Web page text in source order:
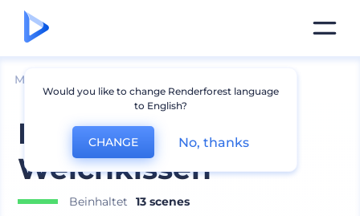
Mockups
Mockup-Set
Weichkissen
Beinhaltet
13 scenes
Would you like to change Renderforest language
to English?
CHANGE No, thanks